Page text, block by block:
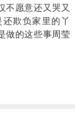
不愿意还又哭又
欺负家里的丫
做的这些事周莹
周莹和吴聘一起
一直记得。